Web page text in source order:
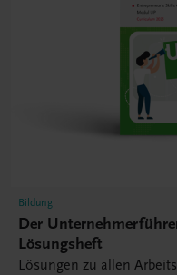
Bildung
Der
Lösungsheft
Lösungen zu allen